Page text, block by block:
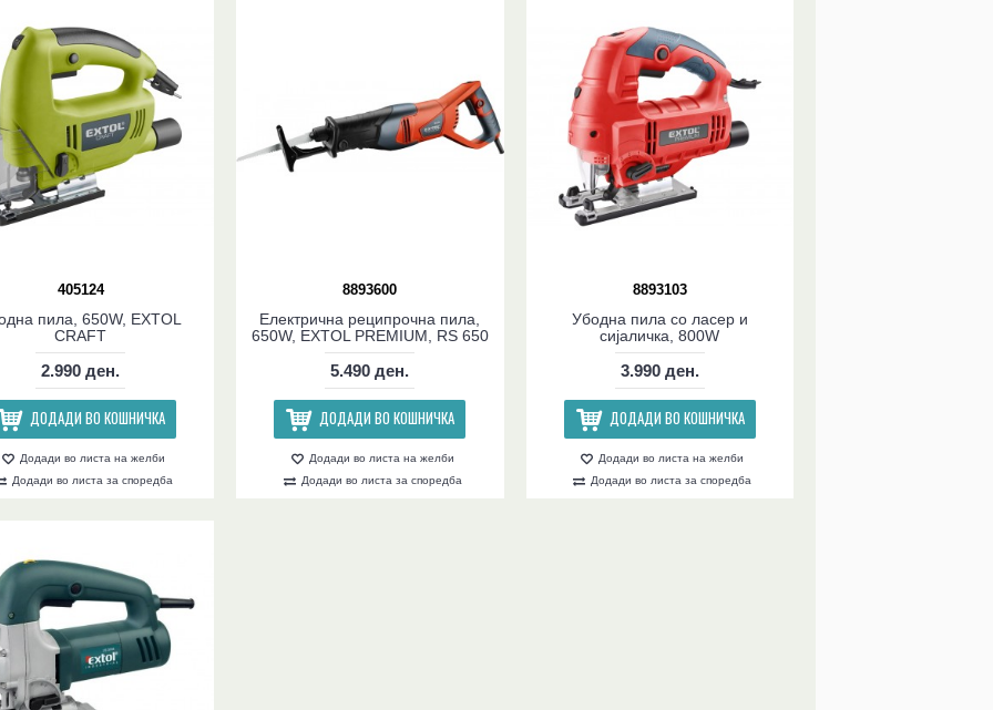
405124
пила, 650W, EXTOL
CRAFT
2.990 ден.
ДОДАДИ ВО КОШНИЧКА
Додади во листа на желби
Додади во листа за споредба
8893600
Електрична реципрочна пила,
650W, EXTOL PREMIUM, RS 650
5.490 ден.
ДОДАДИ ВО КОШНИЧКА
Додади во листа на желби
Додади во листа за споредба
8893103
Убодна пила со ласер и
сијаличка, 800W
3.990 ден.
ДОДАДИ ВО КОШНИЧКА
Додади во листа на желби
Додади во листа за споредба